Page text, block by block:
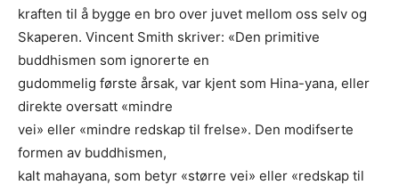
kraften til å bygge en bro over juvet mellom oss selv og
Skaperen. Vincent Smith skriver: «Den primitive
buddhismen som ignorerte en
gudommelig første årsak, var kjent som Hina-yana, eller
direkte oversatt «mindre
vei» eller «mindre redskap til frelse». Den modifserte
formen av buddhismen,
kalt mahayana, som betyr «større vei» eller «redskap til